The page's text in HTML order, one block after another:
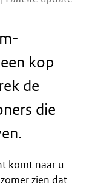
kop
de
die
komt naar u
zien dat